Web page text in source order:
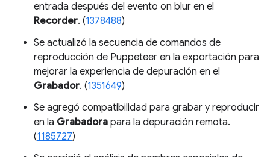
entrada después del evento on blur en el
Recorder. (1378488)
Se actualizó la secuencia de comandos de
reproducción de Puppeteer en la exportación para
mejorar la experiencia de depuración en el
Grabador. (1351649)
Se agregó compatibilidad para grabar y reproducir
en la Grabadora para la depuración remota.
(1185727)